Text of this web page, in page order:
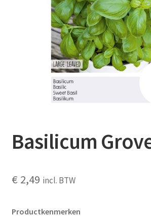
Booking Search
Basilicum
€ 2,49 incl. BTW
Productkenmerken